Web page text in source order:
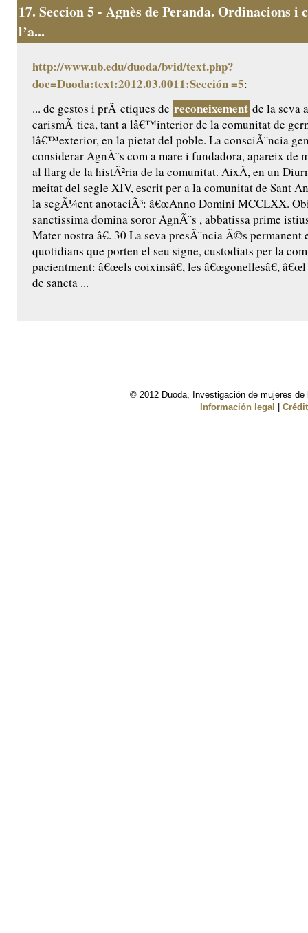
17. Seccion 5 - Agnès de Peranda. Ordinacions i
l’a...
http://www.ub.edu/duoda/bvid/text.php?
doc=Duoda:text:2012.03.0011:Sección =5:
... de gestos i prÃ ctiques de reconeixement de la seva
carismÃ tica, tant a lâ€™interior de la comunitat de
lâ€™exterior, en la pietat del poble. La consciÃ¨ncia
considerar AgnÃ¨s com a mare i fundadora, apareix de
al llarg de la histÃ²ria de la comunitat. AixÃ­, en un
meitat del segle XIV, escrit per a la comunitat de Sant
la segÃ¼ent anotaciÃ³: â€œAnno Domini MCCLXX.
sanctissima domina soror AgnÃ¨s , abbatissa prime
Mater nostra â€. 30 La seva presÃ¨ncia Ã©s permanent
quotidians que porten el seu signe, custodiats per la
pacientment: â€œels coixinsâ€, les â€œgonellesâ€,
de sancta ...
© 2012 Duoda, Investigación de mujeres
Información legal